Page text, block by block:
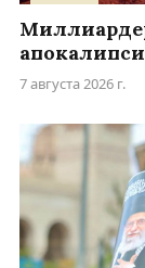
7 августа 2026 г.